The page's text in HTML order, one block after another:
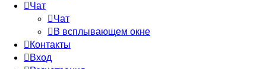
Чат
Чат
В всплывающем окне
Контакты
Вход